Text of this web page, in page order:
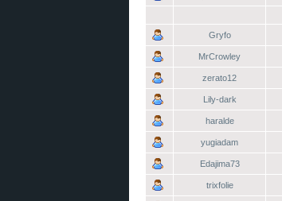
Gryfo
MrCrowley
zerato12
Lily-dark
haralde
yugiadam
Edajima73
trixfolie